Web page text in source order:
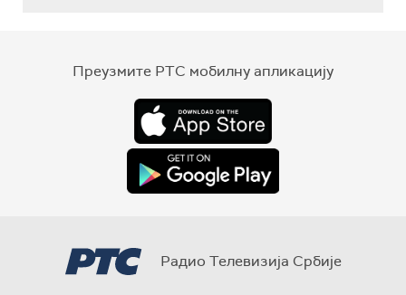
Преузмите РТС мобилну апликацију
Радио Телевизија Србије